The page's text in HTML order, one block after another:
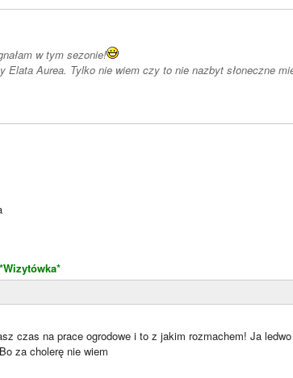
w tym sezonie!
*Wizytówka*
czas na prace ogrodowe i to z jakim rozmachem! Ja ledwo
za cholerę nie wiem